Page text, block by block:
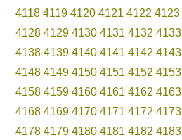
4118 4119 4120 4121 4122 4123
4128 4129 4130 4131 4132 4133
4138 4139 4140 4141 4142 4143
4148 4149 4150 4151 4152 4153
4158 4159 4160 4161 4162 4163
4168 4169 4170 4171 4172 4173
4178 4179 4180 4181 4182 4183